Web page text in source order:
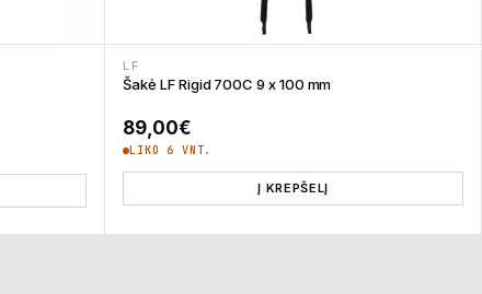
LF
Šakė LF Rigid 700C 9 x 100 mm
89,00€
LIKO 6 VNT.
Į KREPŠELĮ